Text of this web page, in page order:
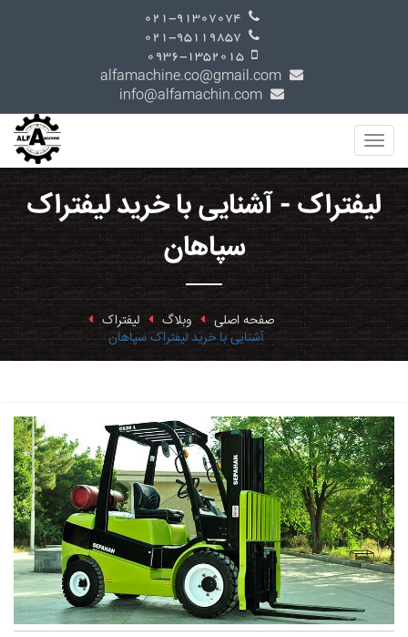
لیفتراک - آشنایی با خرید لیفتراک
سپاهان
صفحه اصلی وبلاگ لیفتراک
آشنایی با خرید لیفتراک سپاهان